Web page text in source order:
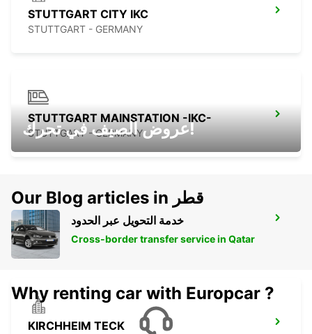
STUTTGART CITY IKC
STUTTGART - GERMANY
STUTTGART MAINSTATION -IKC-
STUTTGART - GERMANY
ESSLINGEN
ESSLINGEN - GERMANY
KIRCHHEIM TECK
عروض الصيف في تحرك!
Our Blog articles in قطر
خدمة التحويل عبر الحدود
Cross-border transfer service in Qatar
Why renting car with Europcar ?